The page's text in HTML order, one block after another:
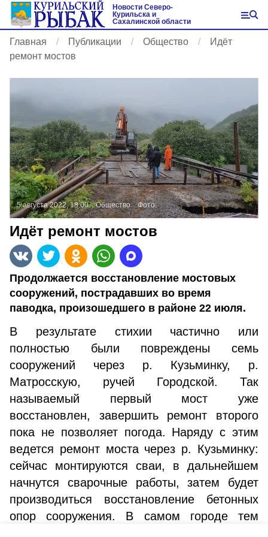
Новости Северо-
Курильска и
Сахалинской области
Главная Публикации Общество
Идёт
ремонт мостов
5 августа 2022, 18:00 Общество Фото:
Идёт ремонт мостов
Продолжается восстановление мостовых
сооружений, пострадавших во время
паводка, произошедшего в районе 22 июля.
В результате стихии частично или
полностью были повреждены семь
сооружений через р. Кузьминку, р.
Матросскую, ручей Городской. Так
называемый первый мост уже
восстановлен, завершить ремонт второго
пока не позволяет погода. Наряду с этим
ведется ремонт моста через р. Кузьминку:
сейчас монтируются сваи, в дальнейшем
начнутся сварочные работы, затем будет
производиться восстановление бетонных
опор сооружения. В самом городе тем